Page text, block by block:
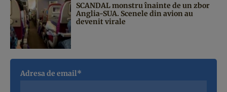
SCANDAL monstru înainte de un zbor
Anglia-SUA. Scenele din avion au
devenit virale
Adresa de email*